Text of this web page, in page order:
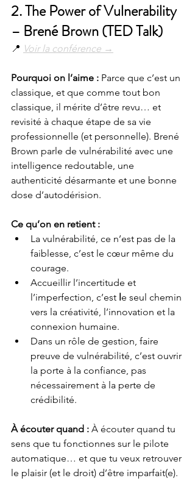
2. The Power of Vulnerability
– Brené Brown (TED Talk)
📍 Voir la conférence →
Pourquoi on l’aime : Parce que c’est un
classique, et que comme tout bon
classique, il mérite d’être revu… et
revisité à chaque étape de sa vie
professionnelle (et personnelle). Brené
Brown parle de vulnérabilité avec une
intelligence redoutable, une
authenticité désarmante et une bonne
dose d’autodérision.
Ce qu’on en retient :
La vulnérabilité, ce n’est pas de la
faiblesse, c’est le cœur même du
courage.
Accueillir l’incertitude et
l’imperfection, c’est e seul chemin
vers la créativité, l’innovation et la
connexion humaine.
Dans un rôle de gestion, faire
preuve de vulnérabilité, c’est ouvrir
la porte à la confiance, pas
nécessairement à la perte de
crédibilité.
À écouter quand : À écouter quand tu
sens que tu fonctionnes sur le pilote
automatique… et que tu veux retrouver
le plaisir (et le droit) d’être imparfait(e).